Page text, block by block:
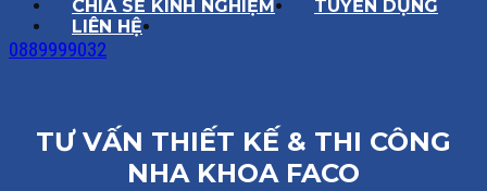
CHIA SẺ KINH NGHIỆM
TUYỂN DỤNG
LIÊN HỆ
0889999032
TƯ VẤN THIẾT KẾ & THI CÔNG
NHA KHOA FACO